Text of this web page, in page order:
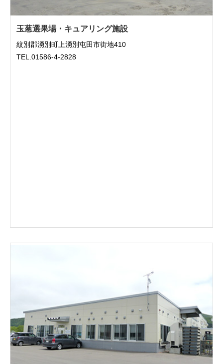
玉葱選果場・キュアリング施設
紋別郡湧別町上湧別屯田市街地410
TEL.01586-4-2828